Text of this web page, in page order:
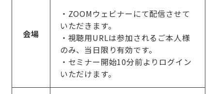
会場
・ZOOMウェビナーにて配信させて
いただきます。
・視聴用URLは参加されるご本人様
のみ、当日限り有効です。
・セミナー開始10分前よりログイン
いただけます。